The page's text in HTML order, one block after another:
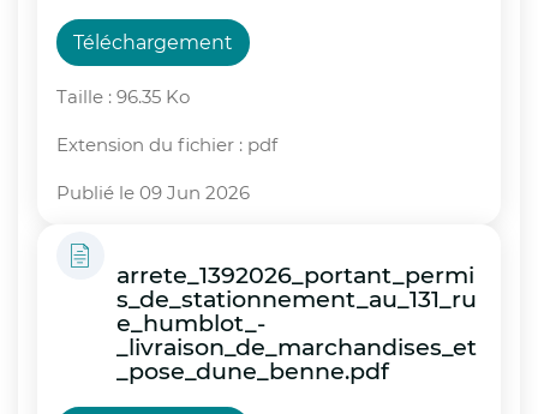
Téléchargement
Taille : 96.35 Ko
Extension du fichier : pdf
Publié le 09 Jun 2026
arrete_1392026_portant_permi
s_de_stationnement_au_131_ru
e_humblot_-
_livraison_de_marchandises_et
_pose_dune_benne.pdf